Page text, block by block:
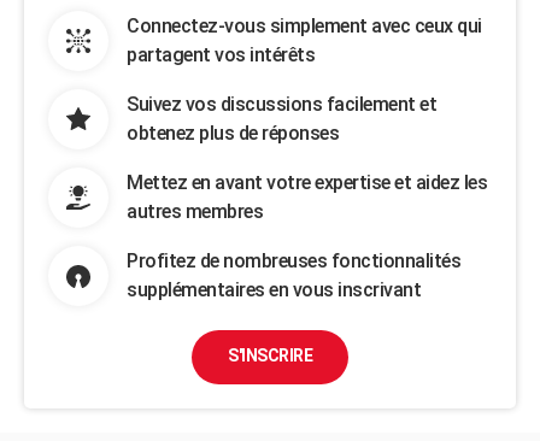
Connectez-vous simplement avec ceux qui
partagent vos intérêts
Suivez vos discussions facilement et
obtenez plus de réponses
Mettez en avant votre expertise et aidez les
autres membres
Profitez de nombreuses fonctionnalités
supplémentaires en vous inscrivant
S'INSCRIRE